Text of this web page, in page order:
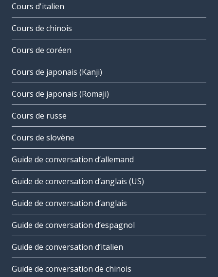
Cours d'italien
Cours de chinois
Cours de coréen
Cours de japonais (Kanji)
Cours de japonais (Romaji)
Cours de russe
Cours de slovène
Guide de conversation d’allemand
Guide de conversation d’anglais (US)
Guide de conversation d’anglais
Guide de conversation d’espagnol
Guide de conversation d’italien
Guide de conversation de chinois